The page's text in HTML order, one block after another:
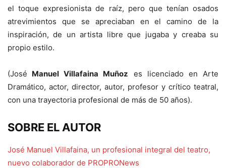
el toque expresionista de raíz, pero que tenían osados
atrevimientos que se apreciaban en el camino de la
inspiración, de un artista libre que jugaba y creaba su
propio estilo.
(José Manuel Villafaina Muñoz es licenciado en Arte
Dramático, actor, director, autor, profesor y crítico teatral,
con una trayectoria profesional de más de 50 años).
SOBRE EL AUTOR
José Manuel Villafaina, un profesional integral del teatro,
nuevo colaborador de PROPRONews